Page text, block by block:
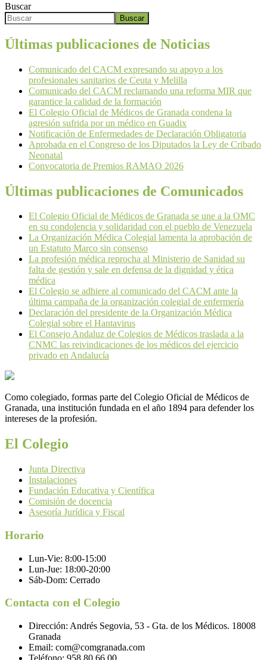
Buscar
Buscar
Últimas publicaciones de Noticias
Comunicado del CACM expresando su apoyo a los
profesionales sanitarios de Ceuta y Melilla
Comunicado del CACM reclamando una reforma MIR que
garantice la calidad de la formación
El Colegio Oficial de Médicos de Granada condena la
agresión sufrida por un médico en Guadix
Notificación de Enfermedades de Declaración Obligatoria
Aprobada en el Congreso de los Diputados la Ley de Cribado
Neonatal
Convocatoria de Premios RAMAO 2026
Últimas publicaciones de Comunicados
El Colegio Oficial de Médicos de Granada se une a la OMC
en su condolencia y solidaridad con el pueblo de Venezuela
La Organización Médica Colegial lamenta la aprobación de
un Estatuto Marco sin consenso
La profesión médica reprocha al Ministerio de Sanidad su
falta de gestión y sale en defensa de la dignidad y ética
médica
El Colegio se adhiere al comunicado del CACM ante la
última campaña de la organización colegial de enfermería
Declaración del presidente de la Organización Médica
Colegial sobre el Hantavirus
El Consejo Andaluz de Colegios de Médicos traslada a la
CNMC las reivindicaciones de los médicos del ejercicio
privado en Andalucía
Como colegiado, formas parte del Colegio Oficial de Médicos de
Granada, una institución fundada en el año 1894 para defender los
intereses de la profesión.
El Colegio
Junta Directiva
Instalaciones
Fundación Educativa y Científica
Comisión de docencia
Asesoría Jurídica y Fiscal
Horario
Lun-Vie: 8:00-15:00
Lun-Jue: 18:00-20:00
Sáb-Dom: Cerrado
Contacta con el Colegio
Dirección: Andrés Segovia, 53 - Gta. de los Médicos. 18008
Granada
Email: com@comgranada.com